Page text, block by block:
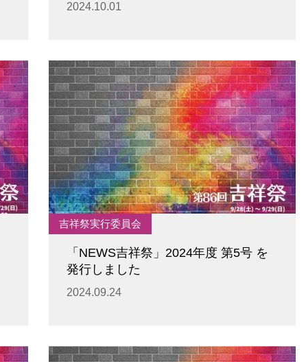
2024.10.01
吉祥祭実行委員会
「NEWS吉祥祭」2024年度 第5号 を
発行しました
2024.09.24